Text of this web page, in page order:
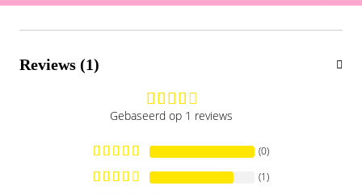
Reviews (1)
Gebaseerd op 1 reviews
(0)
(1)